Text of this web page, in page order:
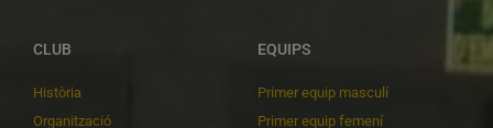
CLUB
Història
Organització
EQUIPS
Primer equip masculí
Primer equip femení